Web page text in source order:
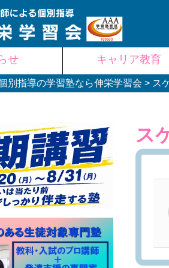
せ キャリア教育
別指導の学習塾なら伸栄学習会 > ス
ス